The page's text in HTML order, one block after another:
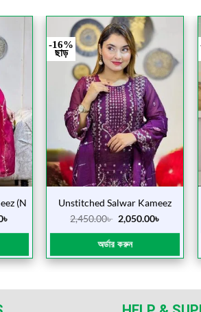
(N
৳
-16%
ছাড়
Unstitched Salwar Kameez
(Jam seq)
2,450.00৳ 2,050.00৳
অর্ডার করুন